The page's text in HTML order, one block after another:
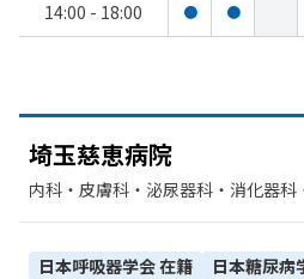
14:00 - 18:00 ● ●
埼玉慈恵病院
内科・​皮膚科・​泌尿器科・​消化器
日本呼吸器学会在籍 日本糖尿病